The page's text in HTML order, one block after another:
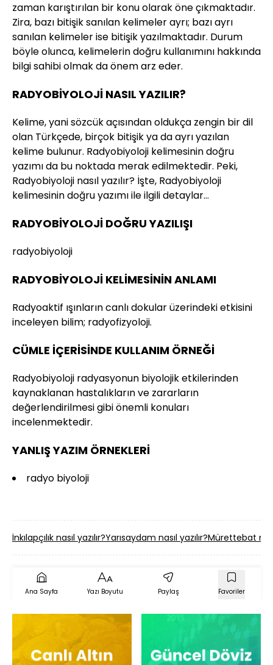
zaman karıştırılan bir konu olarak öne çıkmaktadır.
Zira, bazı bitişik sanılan kelimeler ayrı; bazı ayrı
sanılan kelimeler ise bitişik yazılmaktadır. Durum
böyle olunca, kelimelerin doğru kullanımını hakkında
bilgi sahibi olmak da önem arz eder.
RADYOBİYOLOJİ NASIL YAZILIR?
Kelime, yani sözcük açısından oldukça zengin bir dil
olan Türkçede, birçok bitişik ya da ayrı yazılan
kelime bulunur. Radyobiyoloji kelimesinin doğru
yazımı da bu noktada merak edilmektedir. Peki,
Radyobiyoloji nasıl yazılır? İşte, Radyobiyoloji
kelimesinin doğru yazımı ile ilgili detaylar…
RADYOBİYOLOJİ DOĞRU YAZILIŞI
radyobiyoloji
RADYOBİYOLOJİ KELİMESİNİN ANLAMI
Radyoaktif ışınların canlı dokular üzerindeki etkisini
inceleyen bilim; radyofizyoloji.
CÜMLE İÇERİSİNDE KULLANIM ÖRNEĞİ
Radyobiyoloji radyasyonun biyolojik etkilerinden
kaynaklanan hastalıkların ve zararların
değerlendirilmesi gibi önemli konuları
incelenmektedir.
YANLIŞ YAZIM ÖRNEKLERİ
radyo biyoloji
İnkılapçılık nasıl yazılır?Yarısaydam nasıl yazılır?Mürettebat
Ana Sayfa Yazı Boyutu Paylaş Favoriler